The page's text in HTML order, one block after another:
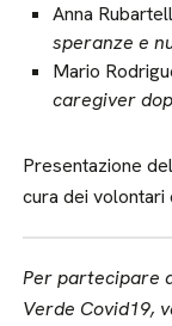
Anna
speranze e
Mario
caregiver
Presentazione
cura dei
Per partecipare
Verde Covid19,